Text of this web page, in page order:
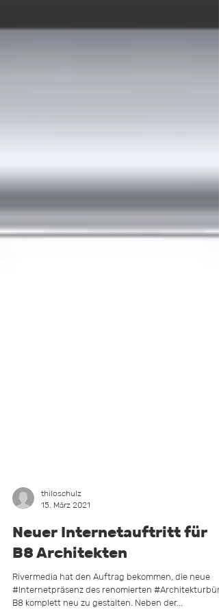
thiloschulz
15. März 2021
Neuer Internetauftritt für
B8 Architekten